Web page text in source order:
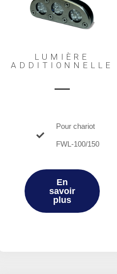
LUMIÈRE
ADDITIONNELLE
Pour chariot
FWL-100/150
En
savoir
plus